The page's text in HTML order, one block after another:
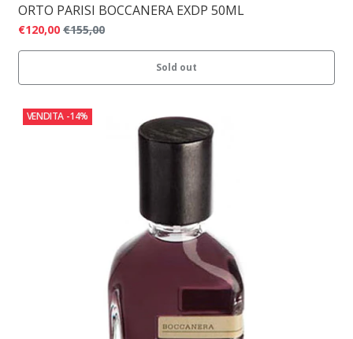
ORTO PARISI BOCCANERA EXDP 50ML
€120,00 €155,00
Sold out
VENDITA -14%